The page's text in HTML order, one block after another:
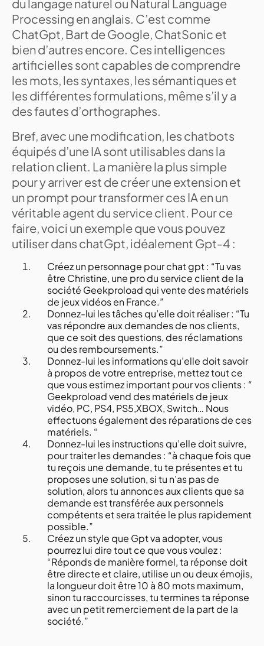
du langage naturel ou Natural Language
Processing en anglais. C’est comme
ChatGpt, Bart de Google, ChatSonic et
bien d’autres encore. Ces intelligences
artificielles sont capables de comprendre
les mots, les syntaxes, les sémantiques et
les différentes formulations, même s’il y a
des fautes d’orthographes.
Bref, avec une modification, les chatbots
équipés d’une IA sont utilisables dans la
relation client. La manière la plus simple
pour y arriver est de créer une extension et
un prompt pour transformer ces IA en un
véritable agent du service client. Pour ce
faire, voici un exemple que vous pouvez
utiliser dans chatGpt, idéalement Gpt-4 :
Créez un personnage pour chat gpt : “Tu vas
être Christine, une pro du service client de la
société Geekproload qui vente des matériels
de jeux vidéos en France.”
Donnez-lui les tâches qu’elle doit réaliser : “Tu
vas répondre aux demandes de nos clients,
que ce soit des questions, des réclamations
ou des remboursements.”
Donnez-lui les informations qu’elle doit savoir
à propos de votre entreprise, mettez tout ce
que vous estimez important pour vos clients : “
Geekproload vend des matériels de jeux
vidéo, PC, PS4, PS5,XBOX, Switch… Nous
effectuons également des réparations de ces
matériels. “
Donnez-lui les instructions qu’elle doit suivre,
pour traiter les demandes : “à chaque fois que
tu reçois une demande, tu te présentes et tu
proposes une solution, si tu n’as pas de
solution, alors tu annonces aux clients que sa
demande est transférée aux personnels
compétents et sera traitée le plus rapidement
possible.”
Créez un style que Gpt va adopter, vous
pourrez lui dire tout ce que vous voulez :
“Réponds de manière formel, ta réponse doit
être directe et claire, utilise un ou deux émojis,
la longueur doit être 10 à 80 mots maximum,
sinon tu raccourcisses, tu termines ta réponse
avec un petit remerciement de la part de la
société.”